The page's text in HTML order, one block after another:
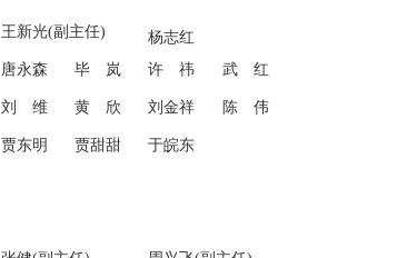
王新光(副主任)
杨志红
唐永森 毕 岚 许 祎 武 红
刘 维 黄 欣 刘金祥 陈 伟
贾东明 贾甜甜 于皖东